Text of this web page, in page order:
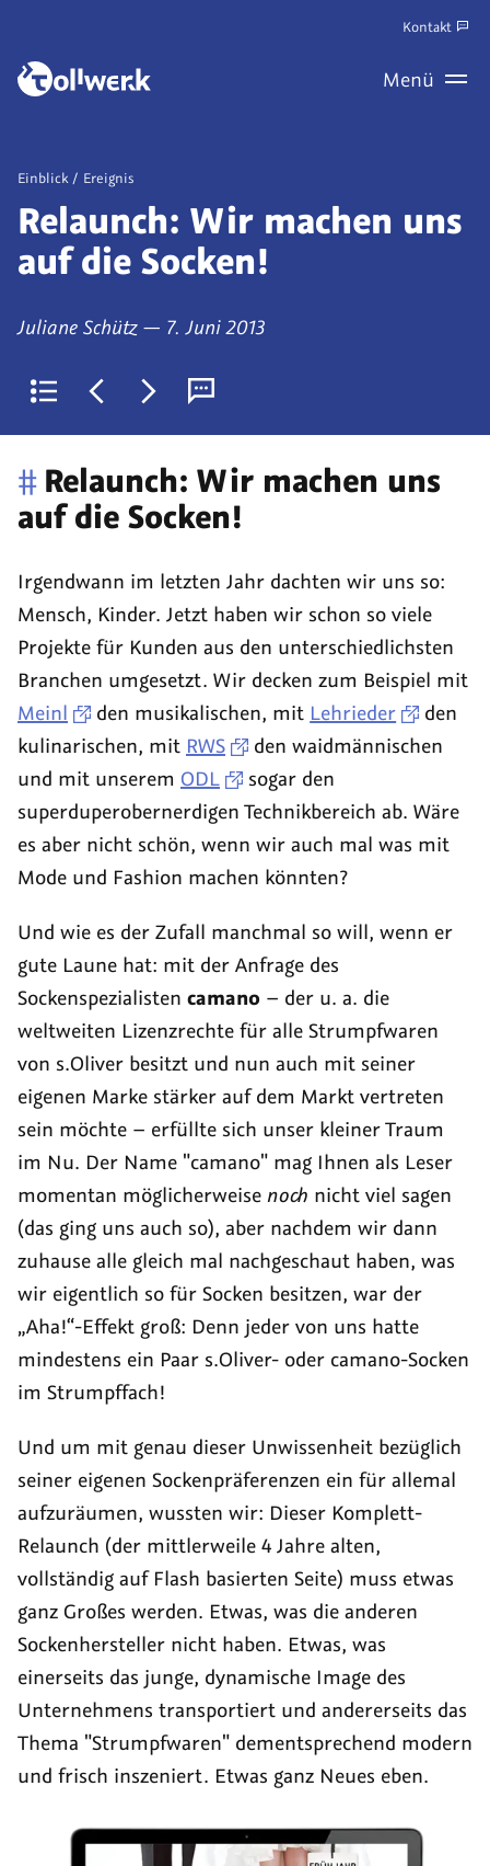
Zum
Menü
Kontakt
Relaunch: Wir machen uns
auf die Socken!
Veröffentlicht
Einblick Ereignis
von
Juliane Schütz— am
7. Juni 2013
Zurück
zur
Liste
Jüngerer
Artikel:
Standardkonfiguration
für
TYPO3
CMS
6-
Projekte
Älterer
Artikel:
sasswatch
reloaded:
Neue
Version
unseres
Gentoo-
Dienstes
zur
Sass-
Kompilierung
Kommentare
(derzeit
0)
# Relaunch: Wir machen uns
auf die Socken!
Irgendwann im letzten Jahr dachten wir uns so:
Mensch, Kinder. Jetzt haben wir schon so viele
Projekte für Kunden aus den unterschiedlichsten
Branchen umgesetzt. Wir decken zum Beispiel mit
Meinl
den musikalischen, mit Lehrieder
den
kulinarischen, mit RWS
den waidmännischen
und mit unserem ODL
sogar den
superduperobernerdigen Technikbereich ab. Wäre
es aber nicht schön, wenn wir auch mal was mit
Mode und Fashion machen könnten?
Und wie es der Zufall manchmal so will, wenn er
gute Laune hat: mit der Anfrage des
Sockenspezialisten camano – der u. a. die
weltweiten Lizenzrechte für alle Strumpfwaren
von s.Oliver besitzt und nun auch mit seiner
eigenen Marke stärker auf dem Markt vertreten
sein möchte – erfüllte sich unser kleiner Traum
im Nu. Der Name "camano" mag Ihnen als Leser
momentan möglicherweise noch nicht viel sagen
(das ging uns auch so), aber nachdem wir dann
zuhause alle gleich mal nachgeschaut haben, was
wir eigentlich so für Socken besitzen, war der
„Aha!“-Effekt groß: Denn jeder von uns hatte
mindestens ein Paar s.Oliver- oder camano-Socken
im Strumpffach!
Und um mit genau dieser Unwissenheit bezüglich
seiner eigenen Sockenpräferenzen ein für allemal
aufzuräumen, wussten wir: Dieser Komplett-
Relaunch (der mittlerweile 4 Jahre alten,
vollständig auf Flash basierten Seite) muss etwas
ganz Großes werden. Etwas, was die anderen
Sockenhersteller nicht haben. Etwas, was
einerseits das junge, dynamische Image des
Unternehmens transportiert und andererseits das
Thema "Strumpfwaren" dementsprechend modern
und frisch inszeniert. Etwas ganz Neues eben.